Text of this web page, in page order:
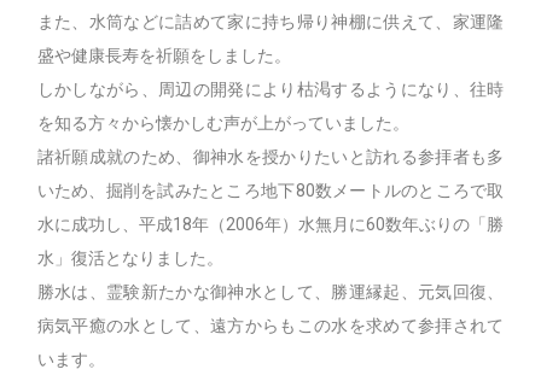
また、水筒などに詰めて家に持ち帰り神棚に供えて、家運隆
盛や健康長寿を祈願をしました。
しかしながら、周辺の開発により枯渇するようになり、往時
を知る方々から懐かしむ声が上がっていました。
諸祈願成就のため、御神水を授かりたいと訪れる参拝者も多
いため、掘削を試みたところ地下80数メートルのところで取
水に成功し、平成18年（2006年）水無月に60数年ぶりの「勝
水」復活となりました。
勝水は、霊験新たかな御神水として、勝運縁起、元気回復、
病気平癒の水として、遠方からもこの水を求めて参拝されて
います。